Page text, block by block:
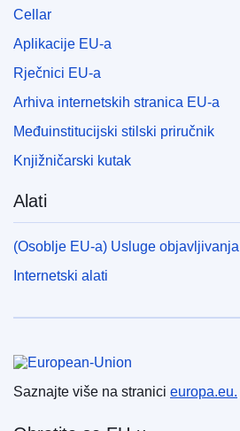
Cellar
Aplikacije EU-a
Rječnici EU-a
Arhiva internetskih stranica EU-a
Međuinstitucijski stilski priručnik
Knjižničarski kutak
Alati
(Osoblje EU-a) Usluge objavljivanja
Internetski alati
Europska unija
Saznajte više na stranici europa.eu.